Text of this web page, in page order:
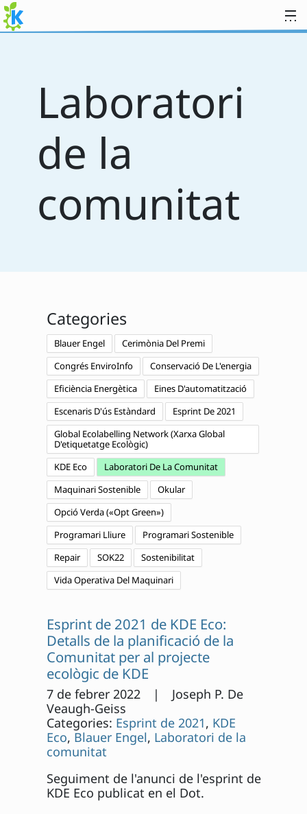
Salta fins al contingut
Laboratori
de la
comunitat
Categories
Blauer Engel
Cerimònia Del Premi
Congrés EnviroInfo
Conservació De L'energia
Eficiència Energètica
Eines D'automatització
Escenaris D'ús Estàndard
Esprint De 2021
Global Ecolabelling Network (Xarxa Global
D'etiquetatge Ecològic)
KDE Eco
Laboratori De La Comunitat
Maquinari Sostenible
Okular
Opció Verda («Opt Green»)
Programari Lliure
Programari Sostenible
Repair
SOK22
Sostenibilitat
Vida Operativa Del Maquinari
Esprint de 2021 de KDE Eco:
Detalls de la planificació de la
Comunitat per al projecte
ecològic de KDE
7 de febrer 2022 | Joseph P. De
Veaugh-Geiss
Categories: Esprint de 2021, KDE
Eco, Blauer Engel, Laboratori de la
comunitat
Seguiment de l'anunci de l'esprint de
KDE Eco publicat en el Dot.